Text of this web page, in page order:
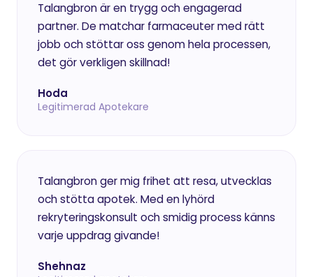
Talangbron är en trygg och engagerad
partner. De matchar farmaceuter med rätt
jobb och stöttar oss genom hela processen,
det gör verkligen skillnad!
Hoda
Legitimerad Apotekare
Talangbron ger mig frihet att resa, utvecklas
och stötta apotek. Med en lyhörd
rekryteringskonsult och smidig process känns
varje uppdrag givande!
Shehnaz